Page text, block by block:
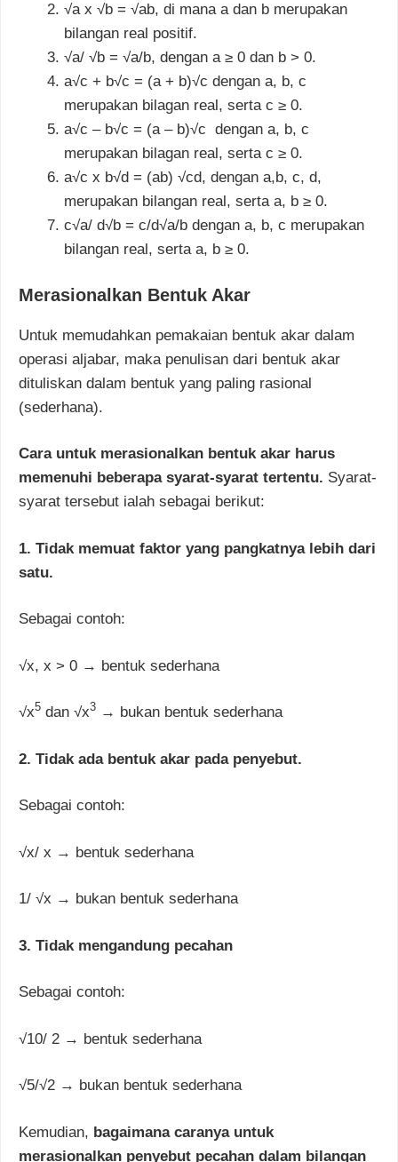
√a x √b = √ab, di mana a dan b merupakan
bilangan real positif.
√a/ √b = √a/b, dengan a ≥ 0 dan b > 0.
a√c + b√c = (a + b)√c dengan a, b, c
merupakan bilagan real, serta c ≥ 0.
a√c – b√c = (a – b)√c dengan a, b, c
merupakan bilagan real, serta c ≥ 0.
a√c x b√d = (ab) √cd, dengan a,b, c, d,
merupakan bilangan real, serta a, b ≥ 0.
c√a/ d√b = c/d√a/b dengan a, b, c merupakan
bilangan real, serta a, b ≥ 0.
Merasionalkan Bentuk Akar
Untuk memudahkan pemakaian bentuk akar dalam
operasi aljabar, maka penulisan dari bentuk akar
dituliskan dalam bentuk yang paling rasional
(sederhana).
Cara untuk merasionalkan bentuk akar harus
memenuhi beberapa syarat-syarat tertentu. Syarat-
syarat tersebut ialah sebagai berikut:
1. Tidak memuat faktor yang pangkatnya lebih dari
satu.
Sebagai contoh:
√x, x > 0 → bentuk sederhana
√x5 dan √x3 → bukan bentuk sederhana
2. Tidak ada bentuk akar pada penyebut.
Sebagai contoh:
√x/ x → bentuk sederhana
1/ √x → bukan bentuk sederhana
3. Tidak mengandung pecahan
Sebagai contoh:
√10/ 2 → bentuk sederhana
√5/√2 → bukan bentuk sederhana
Kemudian, bagaimana caranya untuk
merasionalkan penyebut pecahan dalam bilangan